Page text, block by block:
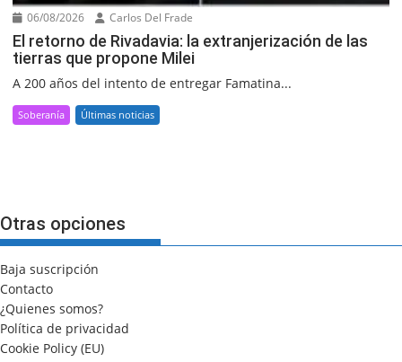
06/08/2026 Carlos Del Frade
El retorno de Rivadavia: la extranjerización de las
tierras que propone Milei
A 200 años del intento de entregar Famatina...
Soberanía Últimas noticias
Otras opciones
Baja suscripción
Contacto
¿Quienes somos?
Política de privacidad
Cookie Policy (EU)